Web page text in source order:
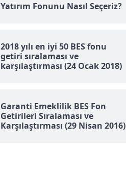
Yatırım Fonunu Nasıl Seçeriz?
2018 yılı en iyi 50 BES fonu
getiri sıralaması ve
karşılaştırması (24 Ocak 2018)
Garanti Emeklilik BES Fon
Getirileri Sıralaması ve
Karşılaştırması (29 Nisan 2016)